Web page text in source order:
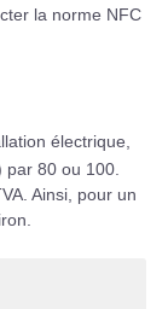
la norme NFC
électrique,
par 80 ou 100.
Ainsi, pour un